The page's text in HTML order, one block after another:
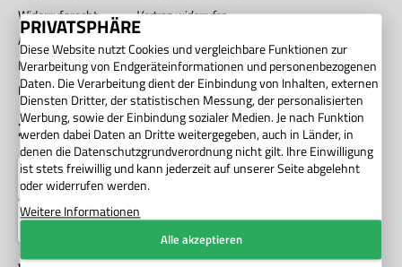
Widerrufsrecht
Vertrag widerrufen
AGB
Barrierefreiheit
Unternehmen
Privatsphäre
Zahlung
PRIVATSPHÄRE
Diese Website nutzt Cookies und vergleichbare Funktionen zur
Verarbeitung von Endgeräteinformationen und personenbezogenen
Daten. Die Verarbeitung dient der Einbindung von Inhalten, externen
Diensten Dritter, der statistischen Messung, der personalisierten
Werbung, sowie der Einbindung sozialer Medien. Je nach Funktion
werden dabei Daten an Dritte weitergegeben, auch in Länder, in
denen die Datenschutzgrundverordnung nicht gilt. Ihre Einwilligung
ist stets freiwillig und kann jederzeit auf unserer Seite abgelehnt
oder widerrufen werden.
Weitere Informationen
Alle akzeptieren